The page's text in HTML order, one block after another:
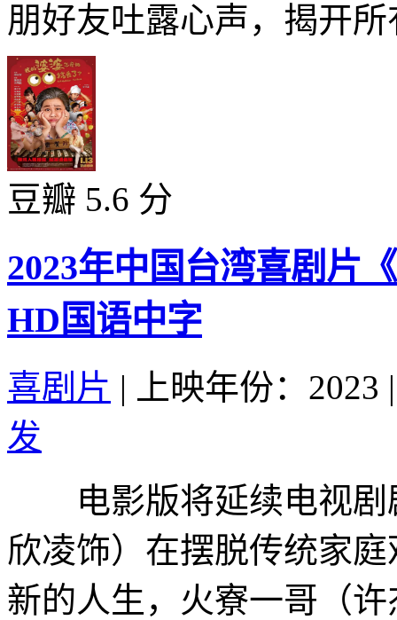
朋好友吐露心声，揭开
豆瓣 5.6 分
2023年中国台湾喜剧片
HD国语中字
喜剧片 | 上映年份：2023 |
发
电影版将延续电视剧
欣凌饰）在摆脱传统家
新的人生，火寮一哥（